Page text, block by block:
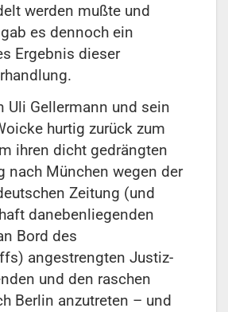
werden mußte und
es dennoch ein
Ergebnis dieser
Uli Gellermann und sein
hurtig zurück zum
ihren dicht gedrängten
nach München wegen der
Zeitung (und
danebenliegenden
Bord des
angestrengten Justiz-
und den raschen
Berlin anzutreten – und